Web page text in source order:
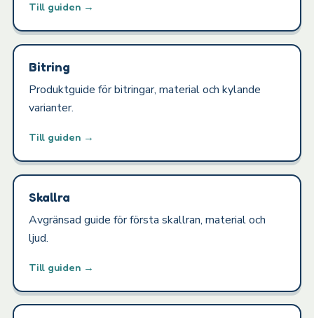
Till guiden →
Bitring
Produktguide för bitringar, material och kylande
varianter.
Till guiden →
Skallra
Avgränsad guide för första skallran, material och
ljud.
Till guiden →